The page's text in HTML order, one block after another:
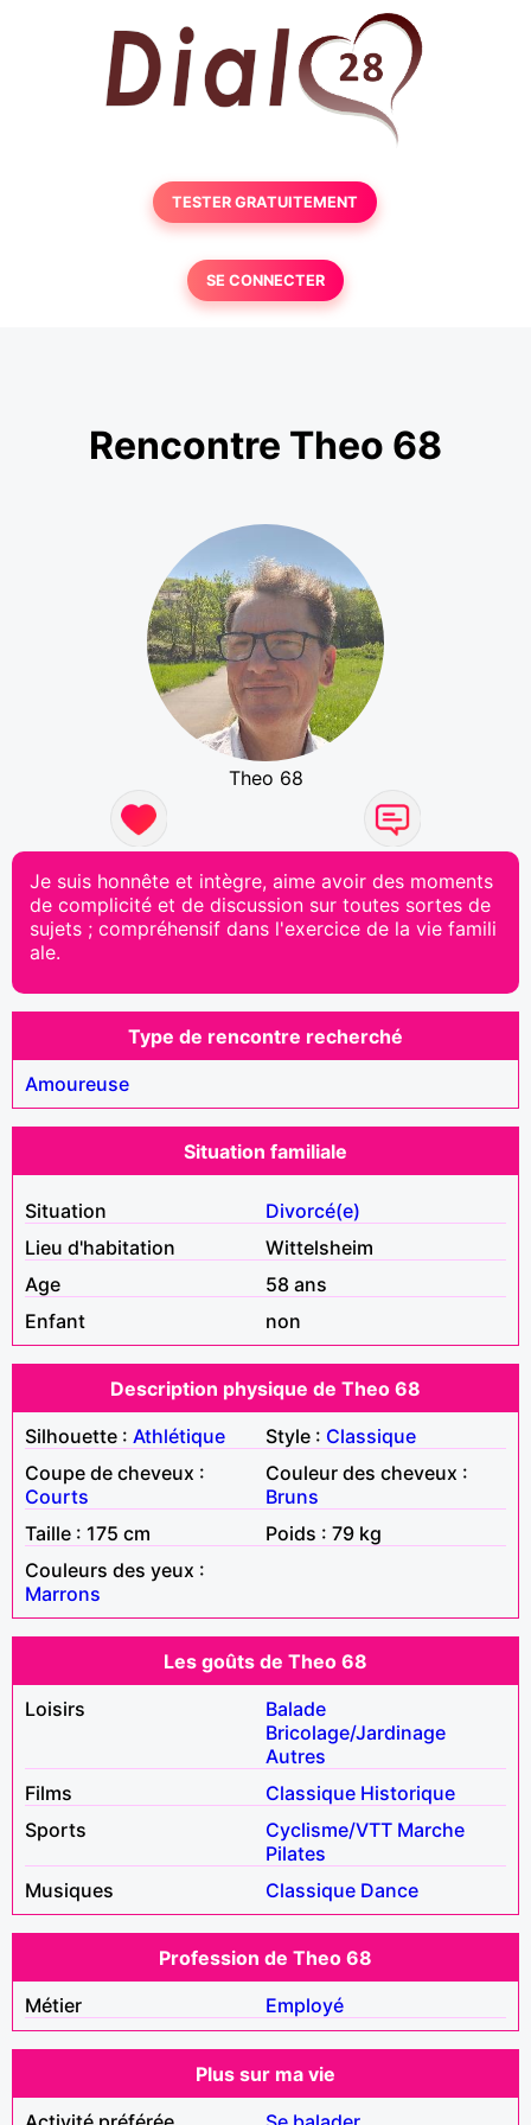
TESTER GRATUITEMENT
SE CONNECTER
Rencontre Theo 68
Theo 68
Je suis honnête et intègre, aime avoir des moments
de complicité et de discussion sur toutes sortes de
sujets ; compréhensif dans l'exercice de la vie famili
ale.
Type de rencontre recherché
Amoureuse
Situation familiale
Situation
Divorcé(e)
Lieu d'habitation
Wittelsheim
Age
58 ans
Enfant
non
Description physique de Theo 68
Silhouette : Athlétique Style : Classique
Coupe de cheveux :
Courts
Couleur des cheveux :
Bruns
Taille : 175 cm
Poids : 79 kg
Couleurs des yeux :
Marrons
Les goûts de Theo 68
Loisirs
Balade
Bricolage/Jardinage
Autres
Films
Classique Historique
Sports
Cyclisme/VTT Marche
Pilates
Musiques
Classique Dance
Profession de Theo 68
Métier
Employé
Plus sur ma vie